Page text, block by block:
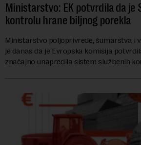
Ministarstvo: EK potvrdila da je
kontrolu hrane biljnog porekla
Ministarstvo poljoprivrede, šumarstva i
je danas da je Evropska komisija
značajno unapredila sistem službenih